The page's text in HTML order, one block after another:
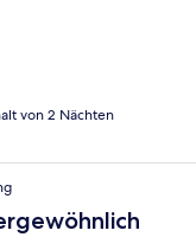
spacious and well
von 2 Nächten